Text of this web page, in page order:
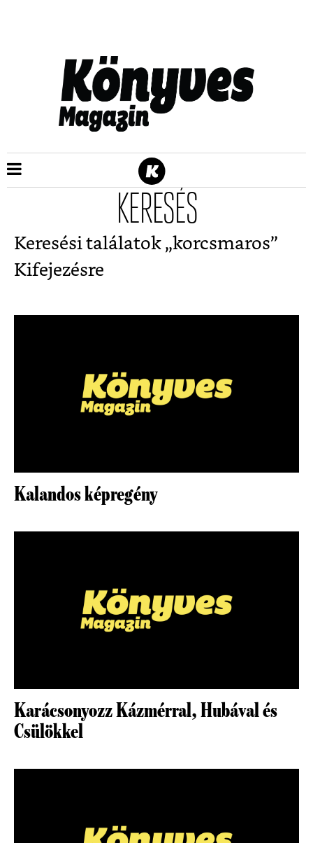
KERESÉS
Keresési találatok „korcsmaros”
Kifejezésre
Kalandos képregény
Karácsonyozz Kázmérral, Hubával és
Csülökkel